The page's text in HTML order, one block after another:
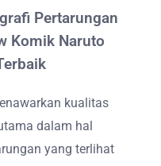
Pertarungan
Komik Naruto
kualitas
dalam hal
yang terlihat